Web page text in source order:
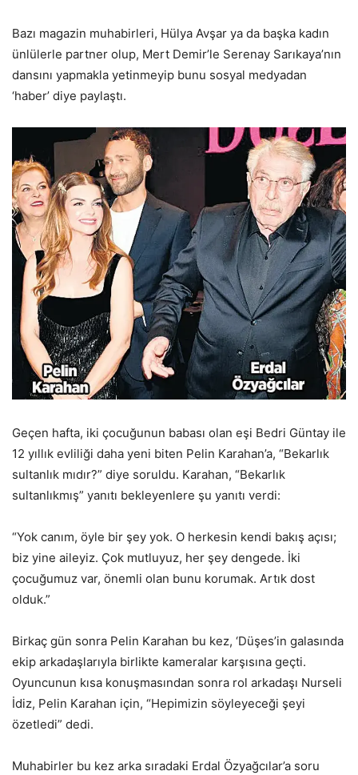
Bazı magazin muhabirleri, Hülya Avşar ya da başka kadın
ünlülerle partner olup, Mert Demir’le Serenay Sarıkaya’nın
dansını yapmakla yetinmeyip bunu sosyal medyadan
‘haber’ diye paylaştı.
Geçen hafta, iki çocuğunun babası olan eşi Bedri Güntay ile
12 yıllık evliliği daha yeni biten Pelin Karahan’a, “Bekarlık
sultanlık mıdır?” diye soruldu. Karahan, “Bekarlık
sultanlıkmış” yanıtı bekleyenlere şu yanıtı verdi:
“Yok canım, öyle bir şey yok. O herkesin kendi bakış açısı;
biz yine aileyiz. Çok mutluyuz, her şey dengede. İki
çocuğumuz var, önemli olan bunu korumak. Artık dost
olduk.”
Birkaç gün sonra Pelin Karahan bu kez, ‘Düşes’in galasında
ekip arkadaşlarıyla birlikte kameralar karşısına geçti.
Oyuncunun kısa konuşmasından sonra rol arkadaşı Nurseli
İdiz, Pelin Karahan için, “Hepimizin söyleyeceği şeyi
özetledi” dedi.
Muhabirler bu kez arka sıradaki Erdal Özyağcılar’a soru